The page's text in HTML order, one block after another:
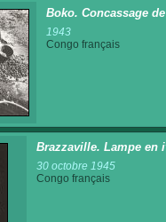
Boko. Concassage
1943
Congo français
Brazzaville. Lampe en
30 octobre 1945
Congo français